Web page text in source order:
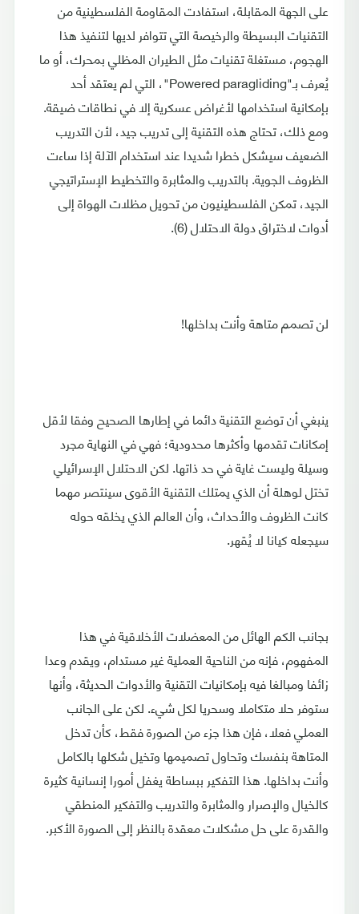
على الجهة المقابلة، استفادت المقاومة الفلسطينية من
التقنيات البسيطة والرخيصة التي تتوافر لديها لتنفيذ هذا
الهجوم، مستغلة تقنيات مثل الطيران المظلي بمحرك، أو ما
يُعرف بـ"Powered paragliding"، التي لم يعتقد أحد
بإمكانية استخدامها لأغراض عسكرية إلا في نطاقات ضيقة.
ومع ذلك، تحتاج هذه التقنية إلى تدريب جيد، لأن التدريب
الضعيف سيشكل خطرا شديدا عند استخدام الآلة إذا ساءت
الظروف الجوية. بالتدريب والمثابرة والتخطيط الإستراتيجي
الجيد، تمكن الفلسطينيون من تحويل مظلات الهواة إلى
أدوات لاختراق دولة الاحتلال (6).
لن تصمم متاهة وأنت بداخلها!
ينبغي أن توضع التقنية دائما في إطارها الصحيح وفقا لأقل
إمكانات تقدمها وأكثرها محدودية؛ فهي في النهاية مجرد
وسيلة وليست غاية في حد ذاتها. لكن الاحتلال الإسرائيلي
تختل لوهلة أن الذي يمتلك التقنية الأقوى سينتصر مهما
كانت الظروف والأحداث، وأن العالم الذي يخلقه حوله
سيجعله كيانا لا يُقهر.
بجانب الكم الهائل من المعضلات الأخلاقية في هذا
المفهوم، فإنه من الناحية العملية غير مستدام، ويقدم وعدا
زائفا ومبالغا فيه بإمكانيات التقنية والأدوات الحديثة، وأنها
ستوفر حلا متكاملا وسحريا لكل شيء. لكن على الجانب
العملي فعلا، فإن هذا جزء من الصورة فقط، كأن تدخل
المتاهة بنفسك وتحاول تصميمها وتخيل شكلها بالكامل
وأنت بداخلها. هذا التفكير ببساطة يغفل أمورا إنسانية كثيرة
كالخيال والإصرار والمثابرة والتدريب والتفكير المنطقي
والقدرة على حل مشكلات معقدة بالنظر إلى الصورة الأكبر.